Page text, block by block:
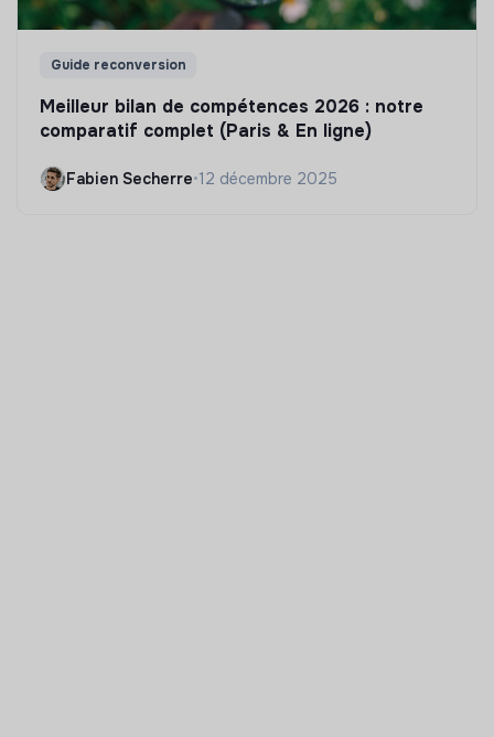
Guide reconversion
Meilleur bilan de compétences 2026 : notre
comparatif complet (Paris & En ligne)
Fabien Secherre•12 décembre 2025